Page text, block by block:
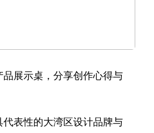
展示桌，分享创作心得与
表性的大湾区设计品牌与